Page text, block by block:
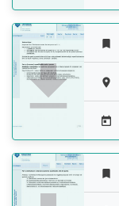




